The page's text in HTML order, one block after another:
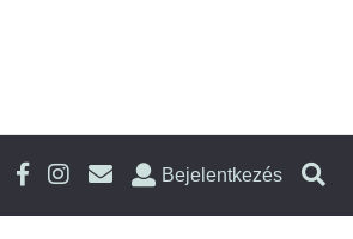
Bejelentkezés